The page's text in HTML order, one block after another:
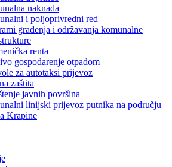
naknada
i poljoprivredni red
građenja i održavanja komunalne
renta
gospodarenje otpadom
za autotaksi prijevoz
zaštita
javnih površina
linijski prijevoz putnika na području
Krapine